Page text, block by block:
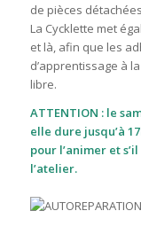
de pièces
La Cycklette met
et là, afin que les
d’apprentissage à
libre.
ATTENTION : le
elle dure jusqu’à
pour l’animer et
l’atelier.